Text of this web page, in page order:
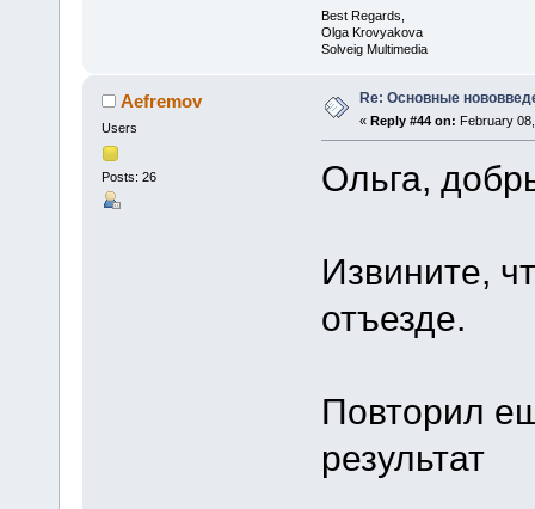
Best Regards,
Olga Krovyakova
Solveig Multimedia
Aefremov
Users
Posts: 26
Re: Основные
« Reply #44 on: February
Ольга,
Извините,
отъезде.
Повторил
результат